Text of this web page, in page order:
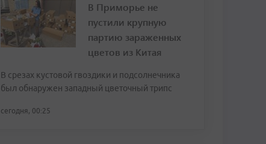
В Приморье не
пустили крупную
партию зараженных
цветов из Китая
В срезах кустовой гвоздики и подсолнечника
был обнаружен западный цветочный трипс
сегодня, 00:25